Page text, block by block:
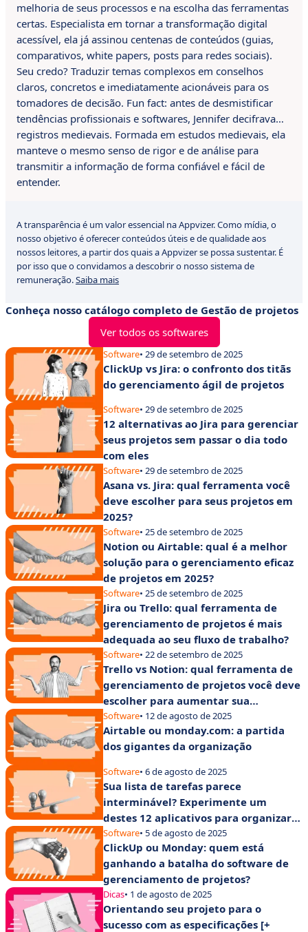
melhoria de seus processos e na escolha das ferramentas
certas. Especialista em tornar a transformação digital
acessível, ela já assinou centenas de conteúdos (guias,
comparativos, white papers, posts para redes sociais).
Seu credo? Traduzir temas complexos em conselhos
claros, concretos e imediatamente acionáveis para os
tomadores de decisão. Fun fact: antes de desmistificar
tendências profissionais e softwares, Jennifer decifrava…
registros medievais. Formada em estudos medievais, ela
manteve o mesmo senso de rigor e de análise para
transmitir a informação de forma confiável e fácil de
entender.
A transparência é um valor essencial na Appvizer. Como mídia, o
nosso objetivo é oferecer conteúdos úteis e de qualidade aos
nossos leitores, a partir dos quais a Appvizer se possa sustentar. É
por isso que o convidamos a descobrir o nosso sistema de
remuneração.Saiba mais
Conheça nosso catálogo completo de Gestão de projetos
Ver todos os softwares
Software• 29 de setembro de 2025
ClickUp vs Jira: o confronto dos titãs
do gerenciamento ágil de projetos
Software• 29 de setembro de 2025
12 alternativas ao Jira para gerenciar
seus projetos sem passar o dia todo
com eles
Software• 29 de setembro de 2025
Asana vs. Jira: qual ferramenta você
deve escolher para seus projetos em
2025?
Software• 25 de setembro de 2025
Notion ou Airtable: qual é a melhor
solução para o gerenciamento eficaz
de projetos em 2025?
Software• 25 de setembro de 2025
Jira ou Trello: qual ferramenta de
gerenciamento de projetos é mais
adequada ao seu fluxo de trabalho?
Software• 22 de setembro de 2025
Trello vs Notion: qual ferramenta de
gerenciamento de projetos você deve
escolher para aumentar sua
produtividade?
Software• 12 de agosto de 2025
Airtable ou monday.com: a partida
dos gigantes da organização
Software• 6 de agosto de 2025
Sua lista de tarefas parece
interminável? Experimente um
destes 12 aplicativos para organizar
suas tarefas
Software• 5 de agosto de 2025
ClickUp ou Monday: quem está
ganhando a batalha do software de
gerenciamento de projetos?
Dicas• 1 de agosto de 2025
Orientando seu projeto para o
sucesso com as especificações [+